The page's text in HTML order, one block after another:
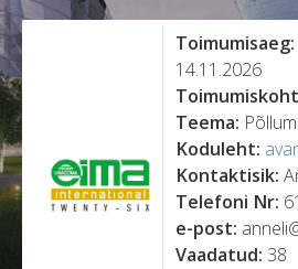
Toimumisaeg:
14.11.2026
Teema:
Koduleht:
Kontaktisik:
Telefoni Nr:
e-post:
Vaadatud: 38